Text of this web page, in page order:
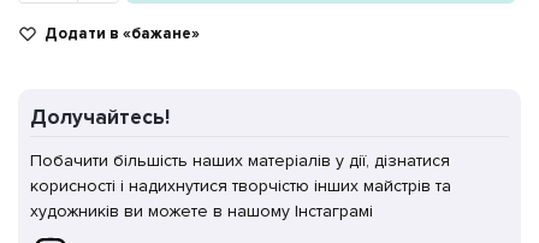
«Іриска»
Додати в «бажане»
Долучайтесь!
Побачити більшість наших матеріалів у дії, дізнатися
корисності і надихнутися творчістю інших майстрів та
художників ви можете в нашому Інстаграмі